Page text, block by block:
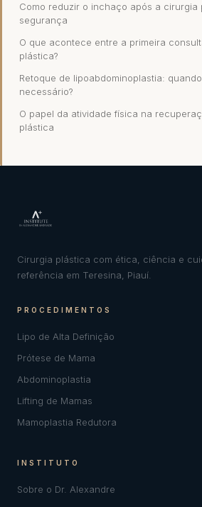
Como reduzir o inchaço após a cirurgia
segurança
O que acontece entre a primeira
plástica?
Retoque de lipoabdominoplastia:
necessário?
O papel da atividade física na
plástica
Cirurgia plástica com ética, ciência e
referência em Teresina, Piauí.
PROCEDIMENTOS
Lipo de Alta Definição
Prótese de Mama
Abdominoplastia
Lifting de Mamas
Mamoplastia Redutora
INSTITUTO
Sobre o Dr. Alexandre